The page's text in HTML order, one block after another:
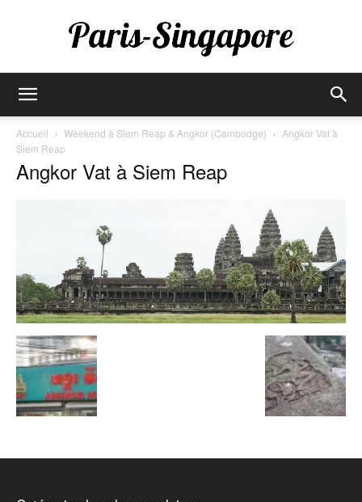
Singapore
Accueil Weekend à Siem Reap & Angkor (Cambodge)
Angkor Vat à
Siem Reap
Angkor Vat à Siem Reap